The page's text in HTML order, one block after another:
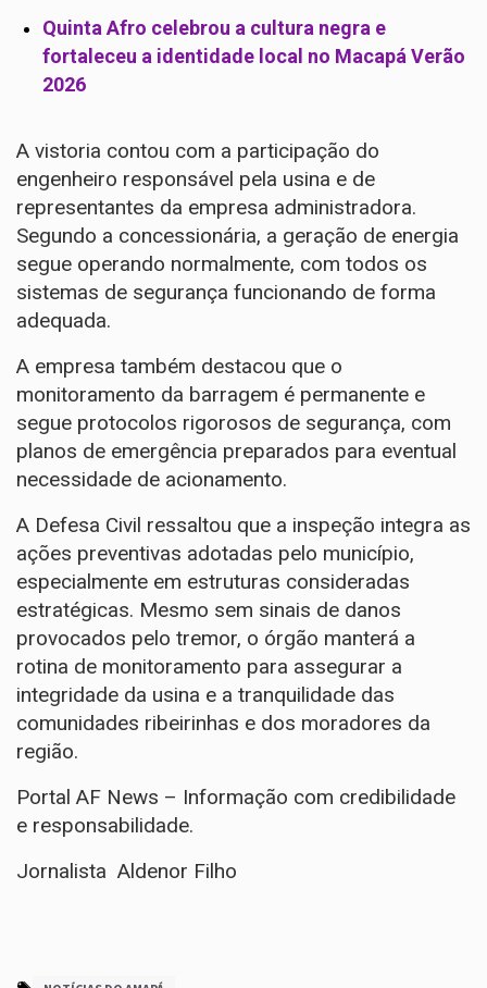
Quinta Afro celebrou a cultura negra e
fortaleceu a identidade local no Macapá Verão
2026
A vistoria contou com a participação do
engenheiro responsável pela usina e de
representantes da empresa administradora.
Segundo a concessionária, a geração de energia
segue operando normalmente, com todos os
sistemas de segurança funcionando de forma
adequada.
A empresa também destacou que o
monitoramento da barragem é permanente e
segue protocolos rigorosos de segurança, com
planos de emergência preparados para eventual
necessidade de acionamento.
A Defesa Civil ressaltou que a inspeção integra as
ações preventivas adotadas pelo município,
especialmente em estruturas consideradas
estratégicas. Mesmo sem sinais de danos
provocados pelo tremor, o órgão manterá a
rotina de monitoramento para assegurar a
integridade da usina e a tranquilidade das
comunidades ribeirinhas e dos moradores da
região.
Portal AF News – Informação com credibilidade
e responsabilidade.
Jornalista Aldenor Filho